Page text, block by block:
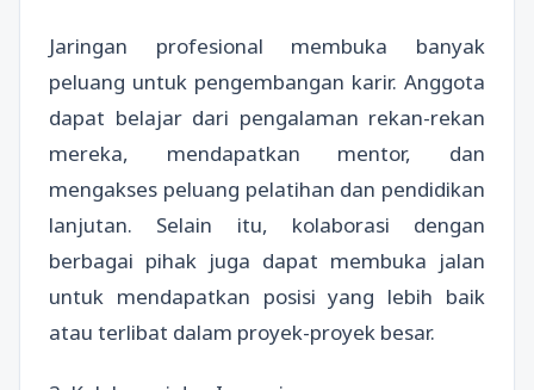
Jaringan profesional membuka banyak
peluang untuk pengembangan karir. Anggota
dapat belajar dari pengalaman rekan-rekan
mereka, mendapatkan mentor, dan
mengakses peluang pelatihan dan pendidikan
lanjutan. Selain itu, kolaborasi dengan
berbagai pihak juga dapat membuka jalan
untuk mendapatkan posisi yang lebih baik
atau terlibat dalam proyek-proyek besar.